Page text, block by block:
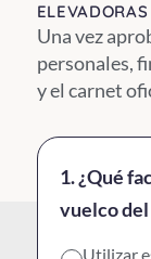
Una vez
personales,
y el carnet
1. ¿Qué
vuelco
Utilizar